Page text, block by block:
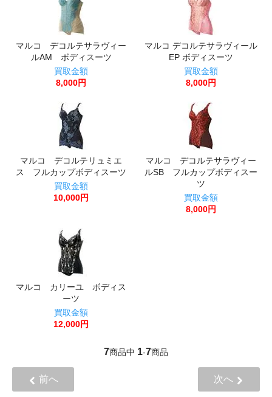
マルコ デコルテサラヴィー
ルAM ボディスーツ
買取金額
8,000円
マルコ デコルテサラヴィール
EP ボディスーツ
買取金額
8,000円
マルコ デコルテリュミエ
ス フルカップボディスーツ
買取金額
10,000円
マルコ デコルテサラヴィー
ルSB フルカップボディスー
ツ
買取金額
8,000円
マルコ カリーユ ボディス
ーツ
買取金額
12,000円
7商品中 1-7商品
前へ 次へ